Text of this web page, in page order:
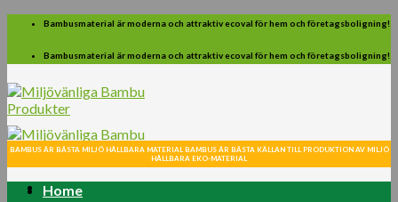
Skip
content
Bambusmaterial är moderna och attraktiv ecoval för hem och företagsboligning!
Bambusmaterial är moderna och attraktiv ecoval för hem och företagsboligning!
BAMBUS ÄR BÄSTA MILJÖ HÅLLBARA MATERIAL BAMBUS ÄR BÄSTA KÄLLAN TILL PRODUKTION AV MILJÖ
HÅLLBARA EKO-MATERIAL
Home